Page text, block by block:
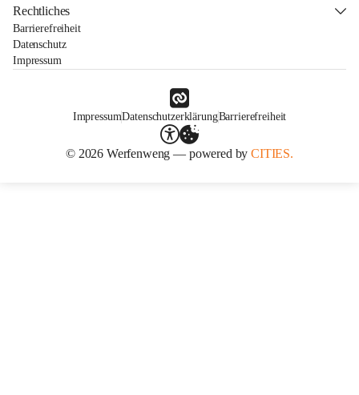
Rechtliches
Barrierefreiheit
Datenschutz
Impressum
ImpressumDatenschutzerklärungBarrierefreiheit
© 2026 Werfenweng — powered byCITIES.